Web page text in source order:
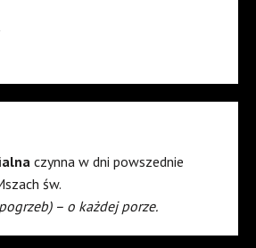
czynna w dni powszednie
św.
– o każdej porze.